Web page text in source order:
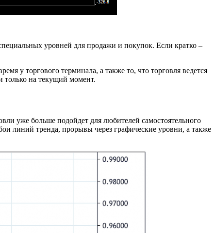
уровней для продажи и покупок. Если кратко –
у торгового терминала, а также то, что торговля ведется
только на текущий момент.
уже больше подойдет для любителей самостоятельного
линий тренда, прорывы через графические уровни, а также